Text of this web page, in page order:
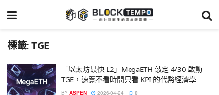
標籤:TGE
「以太坊最快 L2」MegaETH 敲定 4/30 啟動
TGE，速覽不看時間只看 KPI 的代幣經濟學
BY ASPEN 2026-04-24 0